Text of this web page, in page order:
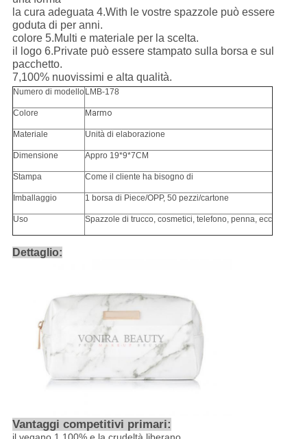
la cura adeguata 4.With le vostre spazzole può essere
goduta di per anni.
colore 5.Multi e materiale per la scelta.
il logo 6.Private può essere stampato sulla borsa e sul
pacchetto.
7,100% nuovissimi e alta qualità.
Numero di modello LMB-178
Colore Marmo
Materiale Unità di elaborazione
Dimensione Appro 19*9*7CM
Stampa Come il cliente ha bisogno di
Imballaggio 1 borsa di Piece/OPP, 50 pezzi/cartone
Uso Spazzole di trucco, cosmetici, telefono, penna, ecc
Dettaglio:
Vantaggi competitivi primari:
il vegano 1,100% e la crudeltà liberano.